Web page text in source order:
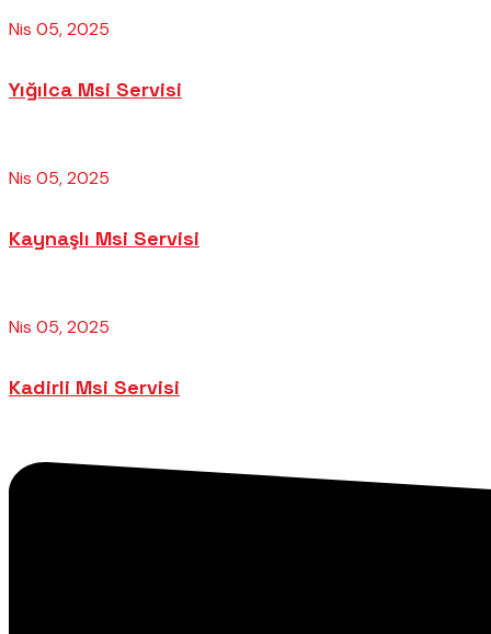
Nis 05, 2025
Yığılca Msi Servisi
Nis 05, 2025
Kaynaşlı Msi Servisi
Nis 05, 2025
Kadirli Msi Servisi